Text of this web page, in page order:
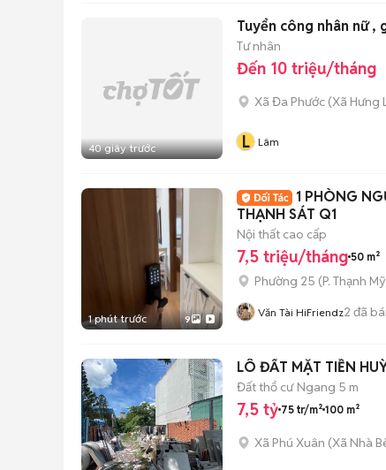
40 giây trước
Tư nhân
Đến 10 triệu/tháng
Xã Đa Phước (Xã Hưng
L Lâm
1 phút trước 9
1 PHÒNG
THẠNH SÁT Q1
Nội thất cao cấp
7,5 triệu/tháng 50 m²
Phường 25 (P. Thạnh
Văn Tài HiFriendz2 đã
LÔ ĐẤT MẶT TIỀN
Đất thổ cư Ngang 5 m
7,5 tỷ 75 tr/m² 100 m²
Xã Phú Xuân (Xã Nhà